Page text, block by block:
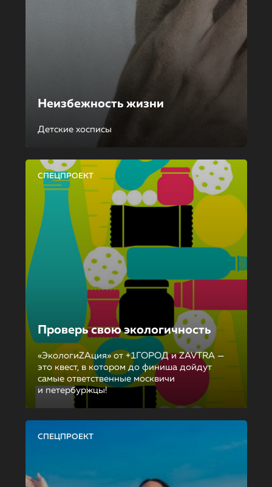
Неизбежность жизни
Детские хосписы
СПЕЦПРОЕКТ
Проверь свою экологичность
«ЭкологиZAция» от +1ГОРОД и ZAVTRA —
это квест, в котором до финиша дойдут
самые ответственные москвичи
и петербуржцы!
СПЕЦПРОЕКТ